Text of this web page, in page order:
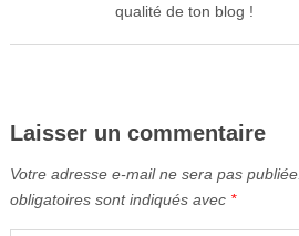
qualité de ton blog !
Laisser un commentaire
Votre adresse e-mail ne sera pas publiée.
obligatoires sont indiqués avec *